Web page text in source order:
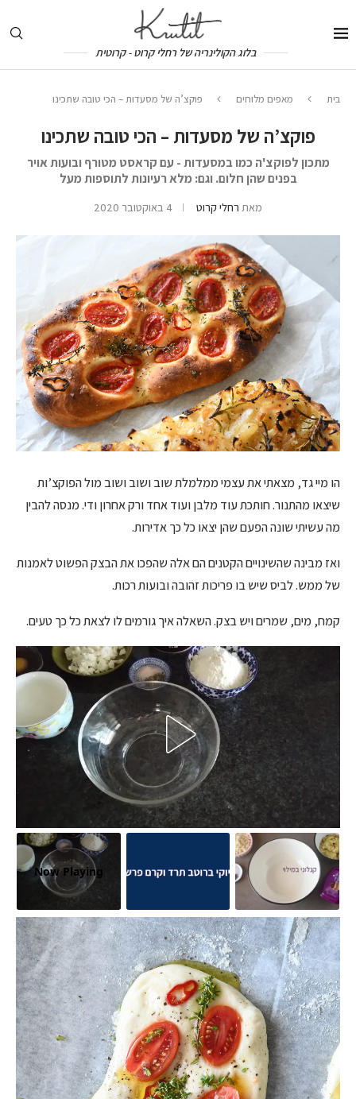
בלוג הקולינריה של רחלי קרוט - קרוטית
בית מאפים מלוחים פוקצ’ה של מסעדות – הכי טובה שתכינו
פוקצ’ה של מסעדות – הכי טובה שתכינו
מתכון לפוקצ'ה כמו במסעדות - עם קראסט מטורף ובועות אויר
בפנים שהן חלום. וגם: מלא רעיונות לתוספות מעל
מאת רחלי קרוט 4 באוקטובר 2020
הו מיי גד, מצאתי את עצמי ממלמלת שוב ושוב ושוב מול הפוקצ’ות
שיצאו מהתנור. חותכת עוד מלבן ועוד אחד ורק אחרון ודי. מנסה להבין
מה עשיתי שונה הפעם שהן יצאו כל כך אדירות.
ואז מבינה שהשינויים הקטנים הם אלה שהפכו את הבצק הפשוט לאמנות
של ממש. לביס שיש בו פריכות זהובה ובועות רכות.
קמח, מים, שמרים ויש בצק. השאלה איך גורמים לו לצאת כל כך טעים.
Now Playing